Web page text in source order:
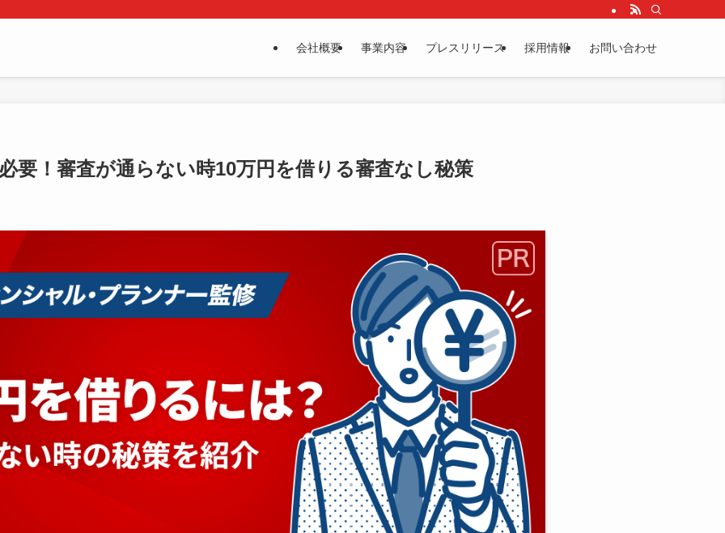
会社概要 事業内容 プレスリリース 採用情報 お問い合わせ
要！審査が通らない時10万円を借りる審査なし秘策